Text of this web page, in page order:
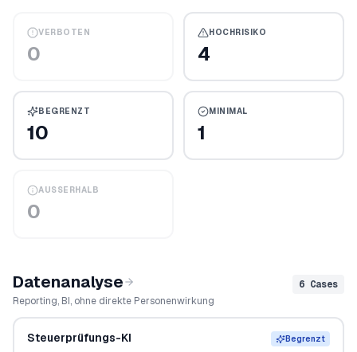
VERBOTEN
0
HOCHRISIKO
4
BEGRENZT
10
MINIMAL
1
AUSSERHALB
0
Datenanalyse
Reporting, BI, ohne direkte Personenwirkung
6 Cases
Steuerprüfungs-KI Begrenzt